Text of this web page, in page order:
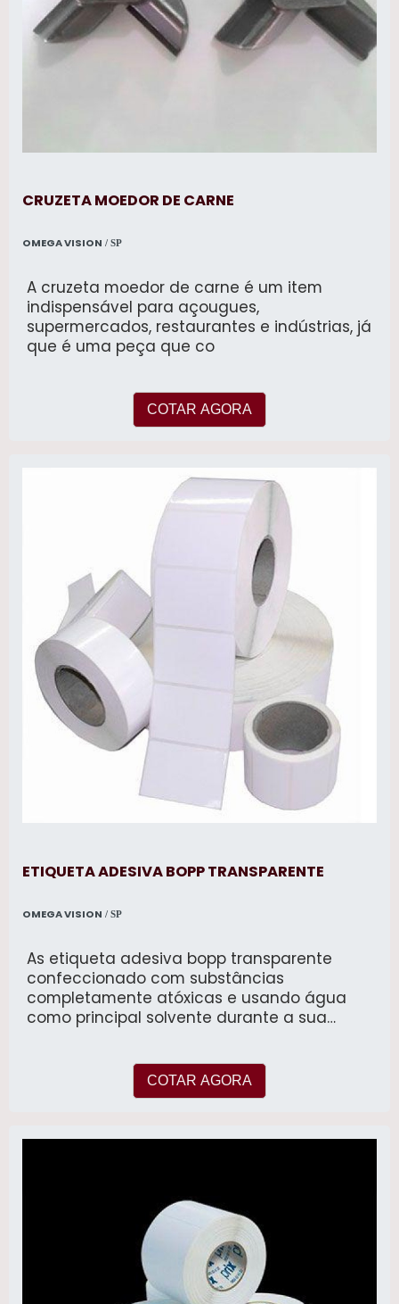
CRUZETA MOEDOR DE CARNE
OMEGA VISION / SP
A cruzeta moedor de carne é um item
indispensável para açougues,
supermercados, restaurantes e indústrias, já
que é uma peça que co
COTAR AGORA
ETIQUETA ADESIVA BOPP TRANSPARENTE
OMEGA VISION / SP
As etiqueta adesiva bopp transparente
confeccionado com substâncias
completamente atóxicas e usando água
como principal solvente durante a sua
COTAR AGORA